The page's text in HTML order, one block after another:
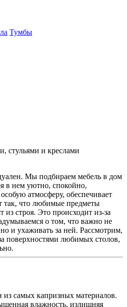
Тумбы
стульями и креслами
Мы подбираем мебель в дом
в нем уютно, спокойно,
атмосферу, обеспечивает
так, что любимые предметы
из строя. Это происходит из-за
о том, что важно не
и ухаживать за ней. Рассмотрим,
поверхностями любимых столов,
из самых капризных материалов.
влажность, излишняя